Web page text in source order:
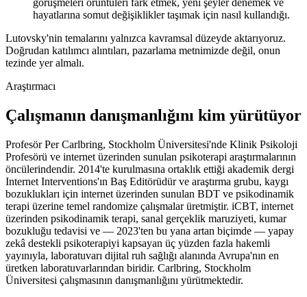
görüşmeleri örüntüleri fark etmek, yeni şeyler denemek ve
hayatlarına somut değişiklikler taşımak için nasıl kullandığı.
Lutovsky'nin temalarını yalnızca kavramsal düzeyde aktarıyoruz.
Doğrudan katılımcı alıntıları, pazarlama metnimizde değil, onun
tezinde yer almalı.
Araştırmacı
Çalışmanın danışmanlığını kim yürütüyor
Profesör Per Carlbring, Stockholm Üniversitesi'nde Klinik Psikoloji
Profesörü ve internet üzerinden sunulan psikoterapi araştırmalarının
öncülerindendir. 2014'te kurulmasına ortaklık ettiği akademik dergi
Internet Interventions'ın Baş Editörüdür ve araştırma grubu, kaygı
bozuklukları için internet üzerinden sunulan BDT ve psikodinamik
terapi üzerine temel randomize çalışmalar üretmiştir. iCBT, internet
üzerinden psikodinamik terapi, sanal gerçeklik maruziyeti, kumar
bozukluğu tedavisi ve — 2023'ten bu yana artan biçimde — yapay
zekâ destekli psikoterapiyi kapsayan üç yüzden fazla hakemli
yayınıyla, laboratuvarı dijital ruh sağlığı alanında Avrupa'nın en
üretken laboratuvarlarından biridir. Carlbring, Stockholm
Üniversitesi çalışmasının danışmanlığını yürütmektedir.